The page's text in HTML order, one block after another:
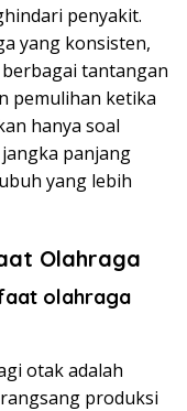
penyakit.
yang konsisten,
tantangan
pemulihan ketika
hanya soal
panjang
yang lebih
Olahraga
olahraga
otak adalah
produksi